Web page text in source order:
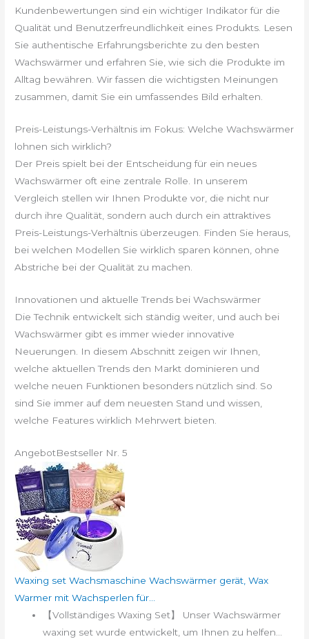
Kundenbewertungen sind ein wichtiger Indikator für die
Qualität und Benutzerfreundlichkeit eines Produkts. Lesen
Sie authentische Erfahrungsberichte zu den besten
Wachswärmer und erfahren Sie, wie sich die Produkte im
Alltag bewähren. Wir fassen die wichtigsten Meinungen
zusammen, damit Sie ein umfassendes Bild erhalten.
Preis-Leistungs-Verhältnis im Fokus: Welche Wachswärmer
lohnen sich wirklich?
Der Preis spielt bei der Entscheidung für ein neues
Wachswärmer oft eine zentrale Rolle. In unserem
Vergleich stellen wir Ihnen Produkte vor, die nicht nur
durch ihre Qualität, sondern auch durch ein attraktives
Preis-Leistungs-Verhältnis überzeugen. Finden Sie heraus,
bei welchen Modellen Sie wirklich sparen können, ohne
Abstriche bei der Qualität zu machen.
Innovationen und aktuelle Trends bei Wachswärmer
Die Technik entwickelt sich ständig weiter, und auch bei
Wachswärmer gibt es immer wieder innovative
Neuerungen. In diesem Abschnitt zeigen wir Ihnen,
welche aktuellen Trends den Markt dominieren und
welche neuen Funktionen besonders nützlich sind. So
sind Sie immer auf dem neuesten Stand und wissen,
welche Features wirklich Mehrwert bieten.
AngebotBestseller Nr. 5
Waxing set Wachsmaschine Wachswärmer gerät, Wax
Warmer mit Wachsperlen für...
【Vollständiges Waxing Set】 Unser Wachswärmer
waxing set wurde entwickelt, um Ihnen zu helfen...